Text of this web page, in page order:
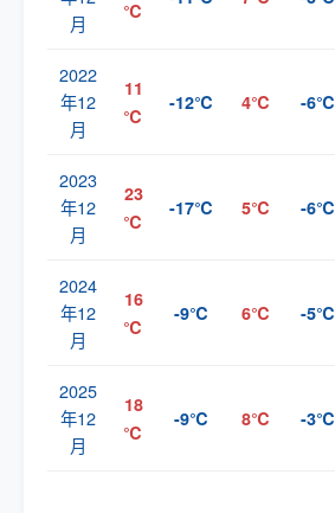
月
℃
2022
年12
月
11
℃
-12℃ 4℃ -6℃
2023
年12
月
23
℃
-17℃ 5℃ -6℃
2024
年12
月
16
℃
-9℃ 6℃ -5℃
2025
年12
月
18
℃
-9℃ 8℃ -3℃